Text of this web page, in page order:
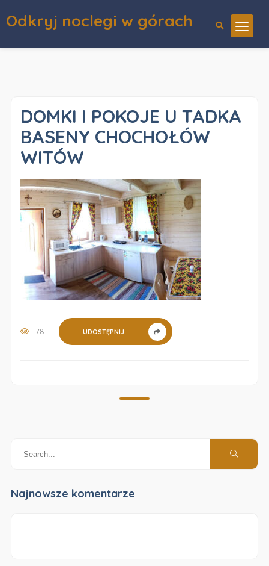
Odkryj noclegi w górach
DOMKI I POKOJE U TADKA
BASENY CHOCHOŁÓW
WITÓW
78 UDOSTĘPNIJ
Najnowsze komentarze